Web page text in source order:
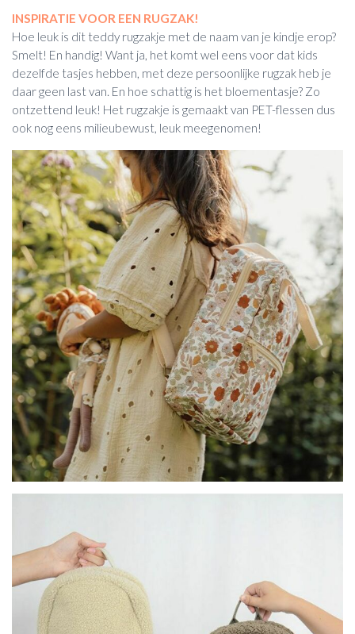
INSPIRATIE VOOR EEN RUGZAK!
Hoe leuk is dit teddy rugzakje met de naam van je kindje erop?
Smelt! En handig! Want ja, het komt wel eens voor dat kids
dezelfde tasjes hebben, met deze persoonlijke rugzak heb je
daar geen last van. En hoe schattig is het bloementasje? Zo
ontzettend leuk! Het rugzakje is gemaakt van PET-flessen dus
ook nog eens milieubewust, leuk meegenomen!